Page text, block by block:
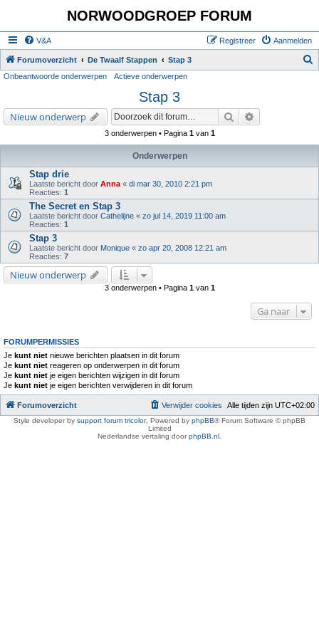
NORWOODGROEP FORUM
V&A Aanmelden
Registreer
Forumoverzicht De Twaalf Stappen Stap 3
Onbeantwoorde onderwerpen Actieve onderwerpen
Stap 3
Nieuw onderwerp Zoek
3 onderwerpen • Pagina 1van 1
Onderwerpen
Stap drie
Laatste bericht door Anna « di mar 30, 2010 2:21 pm
Reacties: 1
The Secret en Stap 3
Laatste bericht door Cathelijne « zo jul 14, 2019 11:00 am
Reacties: 1
Stap 3
Laatste bericht door Monique « zo apr 20, 2008 12:21 am
Reacties: 7
Nieuw onderwerp
3 onderwerpen • Pagina 1van 1
Ga naar
FORUMPERMISSIES
Je kunt niet nieuwe berichten plaatsen in dit forum
Je kunt niet reageren op onderwerpen in dit forum
Je kunt niet je eigen berichten wijzigen in dit forum
Je kunt niet je eigen berichten verwijderen in dit forum
Forumoverzicht Alle tijden zijn UTC+02:00
Verwijder cookies
Style developer by support forum tricolor, Powered by phpBB® Forum Software © phpBB
Limited
Nederlandse vertaling doorphpBB.nl